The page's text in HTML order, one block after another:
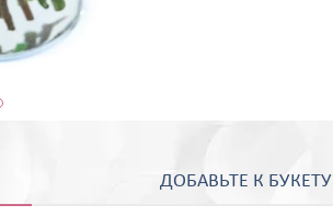
ДОБАВЬТЕ К БУКЕТУ